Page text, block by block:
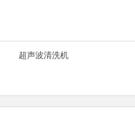
超声波清洗机